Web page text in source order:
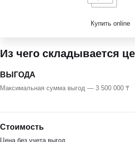
Купить online
Из чего складывается
ВЫГОДА
Максимальная сумма выгод — 3 500 000 ₸
Стоимость
Цена без учета выгод